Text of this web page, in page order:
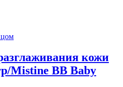
кожи
Mistine BB Baby